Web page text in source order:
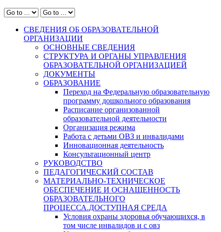
СВЕДЕНИЯ ОБ ОБРАЗОВАТЕЛЬНОЙ
ОРГАНИЗАЦИИ
ОСНОВНЫЕ СВЕДЕНИЯ
СТРУКТУРА И ОРГАНЫ УПРАВЛЕНИЯ
ОБРАЗОВАТЕЛЬНОЙ ОРГАНИЗАЦИЕЙ
ДОКУМЕНТЫ
ОБРАЗОВАНИЕ
Переход на Федеральную образовательную
программу дошкольного образования
Расписание организованной
образовательной деятельности
Организация режима
Работа с детьми ОВЗ и инвалидами
Инновационная деятельность
Консультационный центр
РУКОВОДСТВО
ПЕДАГОГИЧЕСКИЙ СОСТАВ
МАТЕРИАЛЬНО-ТЕХНИЧЕСКОЕ
ОБЕСПЕЧЕНИЕ И ОСНАЩЕННОСТЬ
ОБРАЗОВАТЕЛЬНОГО
ПРОЦЕССА.ДОСТУПНАЯ СРЕДА
Условия охраны здоровья обучающихся, в
том числе инвалидов и с овз